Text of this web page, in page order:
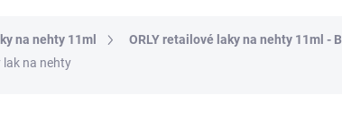
na nehty 11ml ORLY retailové laky na nehty 11ml -
lak na nehty